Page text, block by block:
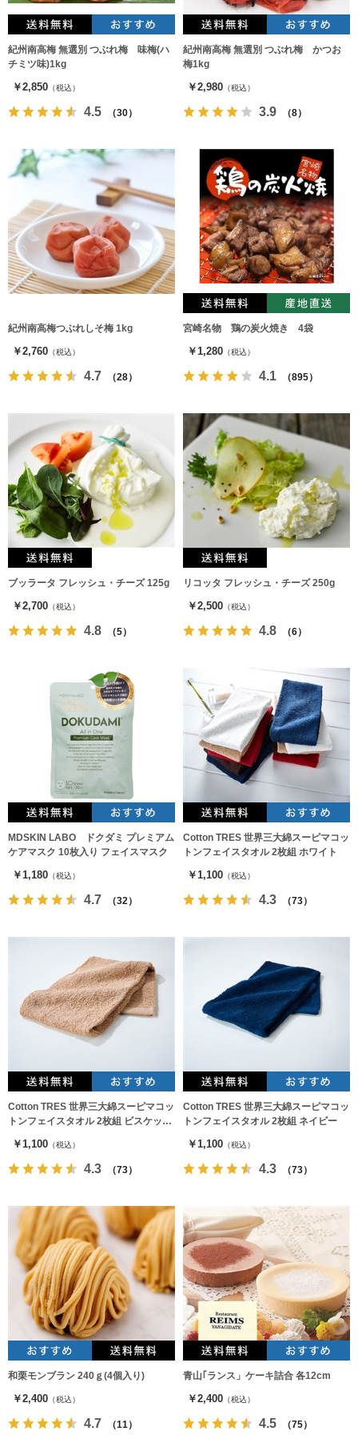
紀州南高梅 無選別 つぶれ梅 味梅(ハ
チミツ味)1kg
￥2,850 （税込）
4.5 （30）
紀州南高梅 無選別 つぶれ梅 かつお
梅1kg
￥2,980 （税込）
3.9 （8）
紀州南高梅つぶれしそ梅 1kg
￥2,760 （税込）
4.7 （28）
宮崎名物 鶏の炭火焼き 4袋
￥1,280 （税込）
4.1 （895）
ブッラータ フレッシュ・チーズ 125g
￥2,700 （税込）
4.8 （5）
リコッタ フレッシュ・チーズ 250g
￥2,500 （税込）
4.8 （6）
MDSKIN LABO ドクダミ プレミアム
ケアマスク 10枚入り フェイスマスク
￥1,180 （税込）
4.7 （32）
Cotton TRES 世界三大綿スーピマコッ
トンフェイスタオル 2枚組 ホワイト
￥1,100 （税込）
4.3 （73）
Cotton TRES 世界三大綿スーピマコッ
トンフェイスタオル 2枚組 ビスケット
￥1,100 （税込）
4.3 （73）
Cotton TRES 世界三大綿スーピマコッ
トンフェイスタオル 2枚組 ネイビー
￥1,100 （税込）
4.3 （73）
和栗モンブラン 240ｇ(4個入り)
￥2,400 （税込）
4.7 （11）
青山｢ランス」ケーキ詰合 各12cm
￥2,400 （税込）
4.5 （75）